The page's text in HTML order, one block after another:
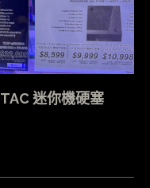
迷你機硬塞